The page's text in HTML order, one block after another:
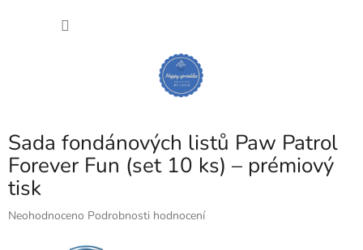
Sada fondánových listů Paw Patrol
Forever Fun (set 10 ks) – prémiový
tisk
Průměrné
Neohodnoceno Podrobnosti hodnocení